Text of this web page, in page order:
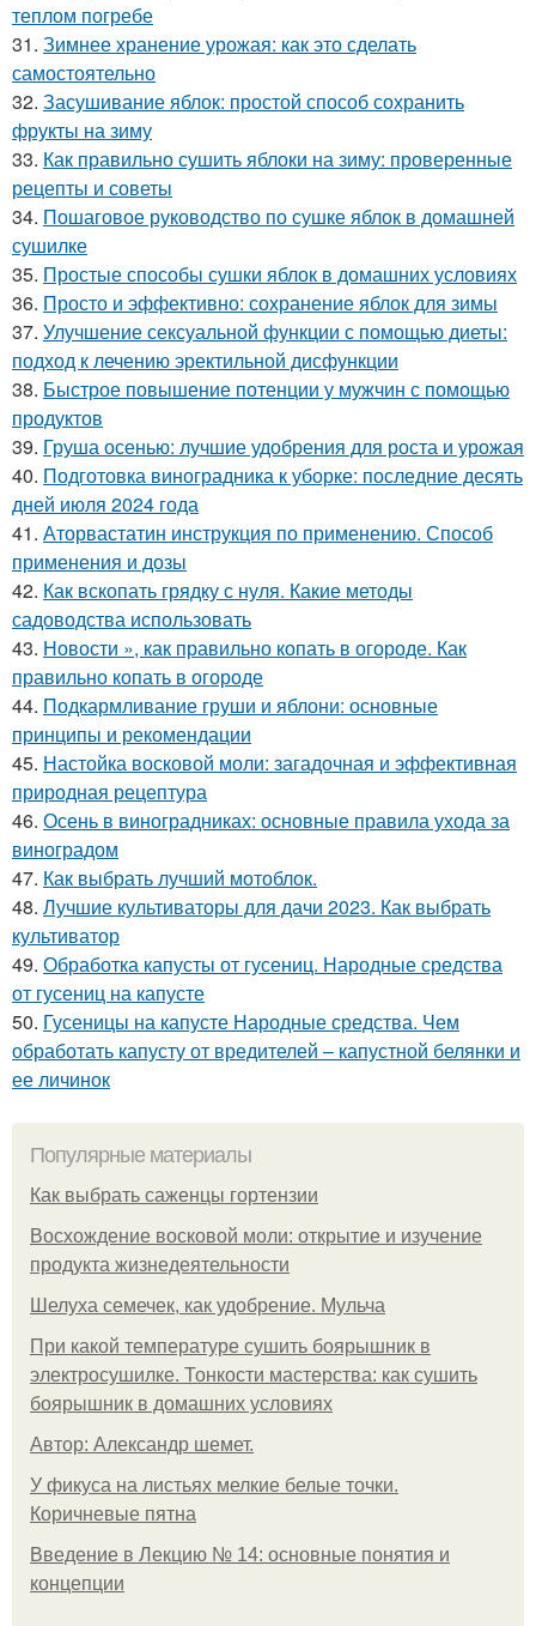
теплом погребе
31. Зимнее хранение урожая: как это сделать
самостоятельно
32. Засушивание яблок: простой способ сохранить
фрукты на зиму
33. Как правильно сушить яблоки на зиму: проверенные
рецепты и советы
34. Пошаговое руководство по сушке яблок в домашней
сушилке
35. Простые способы сушки яблок в домашних условиях
36. Просто и эффективно: сохранение яблок для зимы
37. Улучшение сексуальной функции с помощью диеты:
подход к лечению эректильной дисфункции
38. Быстрое повышение потенции у мужчин с помощью
продуктов
39. Груша осенью: лучшие удобрения для роста и урожая
40. Подготовка виноградника к уборке: последние десять
дней июля 2024 года
41. Аторвастатин инструкция по применению. Способ
применения и дозы
42. Как вскопать грядку с нуля. Какие методы
садоводства использовать
43. Новости », как правильно копать в огороде. Как
правильно копать в огороде
44. Подкармливание груши и яблони: основные
принципы и рекомендации
45. Настойка восковой моли: загадочная и эффективная
природная рецептура
46. Осень в виноградниках: основные правила ухода за
виноградом
47. Как выбрать лучший мотоблок.
48. Лучшие культиваторы для дачи 2023. Как выбрать
культиватор
49. Обработка капусты от гусениц. Народные средства
от гусениц на капусте
50. Гусеницы на капусте Народные средства. Чем
обработать капусту от вредителей – капустной белянки и
ее личинок
Популярные материалы
Как выбрать саженцы гортензии
Восхождение восковой моли: открытие и изучение
продукта жизнедеятельности
Шелуха семечек, как удобрение. Мульча
При какой температуре сушить боярышник в
электросушилке. Тонкости мастерства: как сушить
боярышник в домашних условиях
Автор: Александр шемет.
У фикуса на листьях мелкие белые точки.
Коричневые пятна
Введение в Лекцию № 14: основные понятия и
концепции